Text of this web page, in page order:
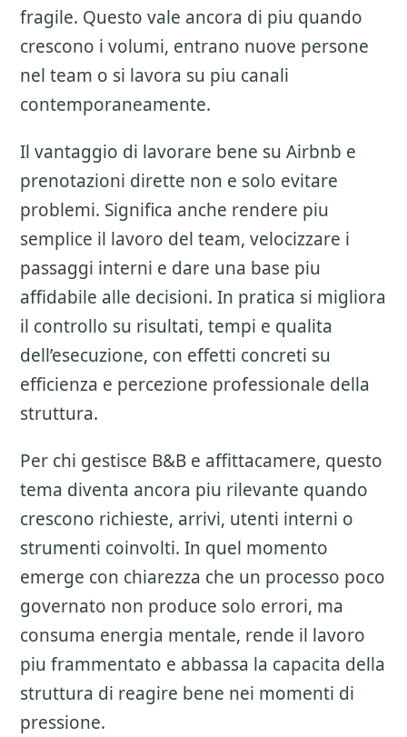
fragile. Questo vale ancora di piu quando
crescono i volumi, entrano nuove persone
nel team o si lavora su piu canali
contemporaneamente.
Il vantaggio di lavorare bene su Airbnb e
prenotazioni dirette non e solo evitare
problemi. Significa anche rendere piu
semplice il lavoro del team, velocizzare i
passaggi interni e dare una base piu
affidabile alle decisioni. In pratica si migliora
il controllo su risultati, tempi e qualita
dell’esecuzione, con effetti concreti su
efficienza e percezione professionale della
struttura.
Per chi gestisce B&B e affittacamere, questo
tema diventa ancora piu rilevante quando
crescono richieste, arrivi, utenti interni o
strumenti coinvolti. In quel momento
emerge con chiarezza che un processo poco
governato non produce solo errori, ma
consuma energia mentale, rende il lavoro
piu frammentato e abbassa la capacita della
struttura di reagire bene nei momenti di
pressione.